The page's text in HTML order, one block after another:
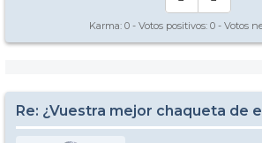
Karma: 0 - Votos positivos: 0 - Votos
Re: ¿Vuestra mejor chaqueta de